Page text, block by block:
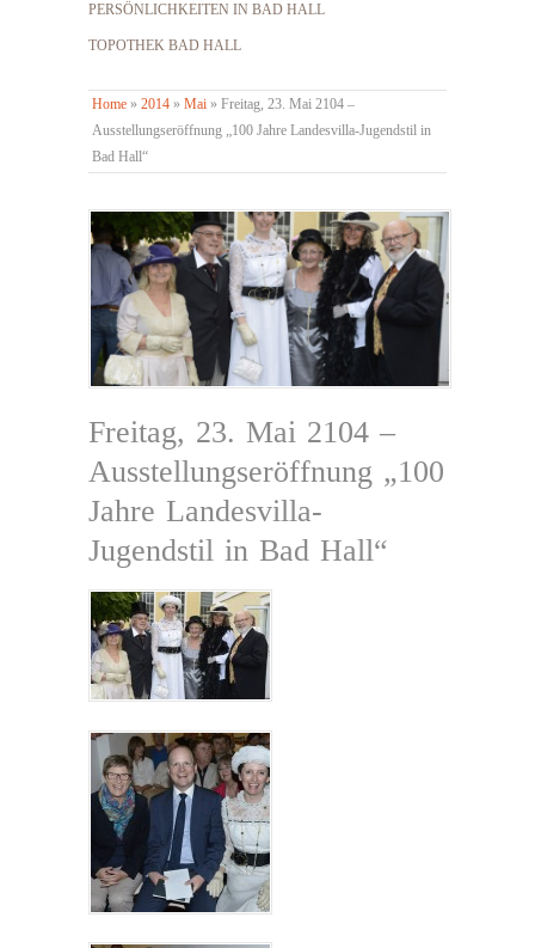
PERSÖNLICHKEITEN IN BAD HALL
TOPOTHEK BAD HALL
Home » 2014 » Mai » Freitag, 23. Mai 2104 –
Ausstellungseröffnung „100 Jahre Landesvilla-Jugendstil in
Bad Hall“
Freitag, 23. Mai 2104 –
Ausstellungseröffnung „100
Jahre Landesvilla-
Jugendstil in Bad Hall“